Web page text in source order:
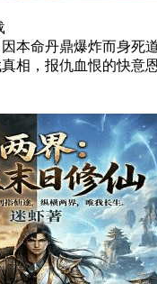
本命丹鼎爆炸而身死
真相，报仇血恨的快